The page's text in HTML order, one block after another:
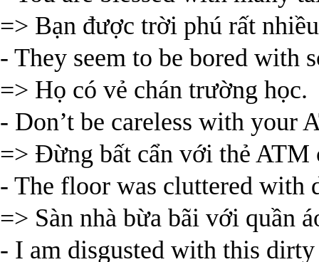
=> Bạn được trời phú rất
- They seem to be bored with
=> Họ có vẻ chán trường học.
- Don’t be careless with your
=> Đừng bất cẩn với thẻ ATM
- The floor was cluttered with
=> Sàn nhà bừa bãi với quần
- I am disgusted with this dirty